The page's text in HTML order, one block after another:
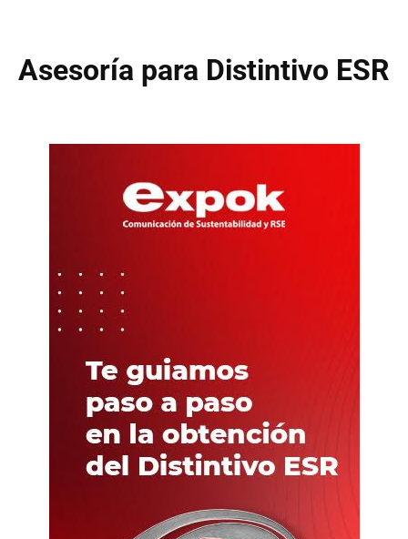
Asesoría para Distintivo ESR